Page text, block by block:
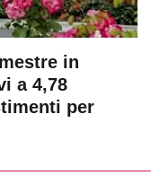
in
a 4,78
per